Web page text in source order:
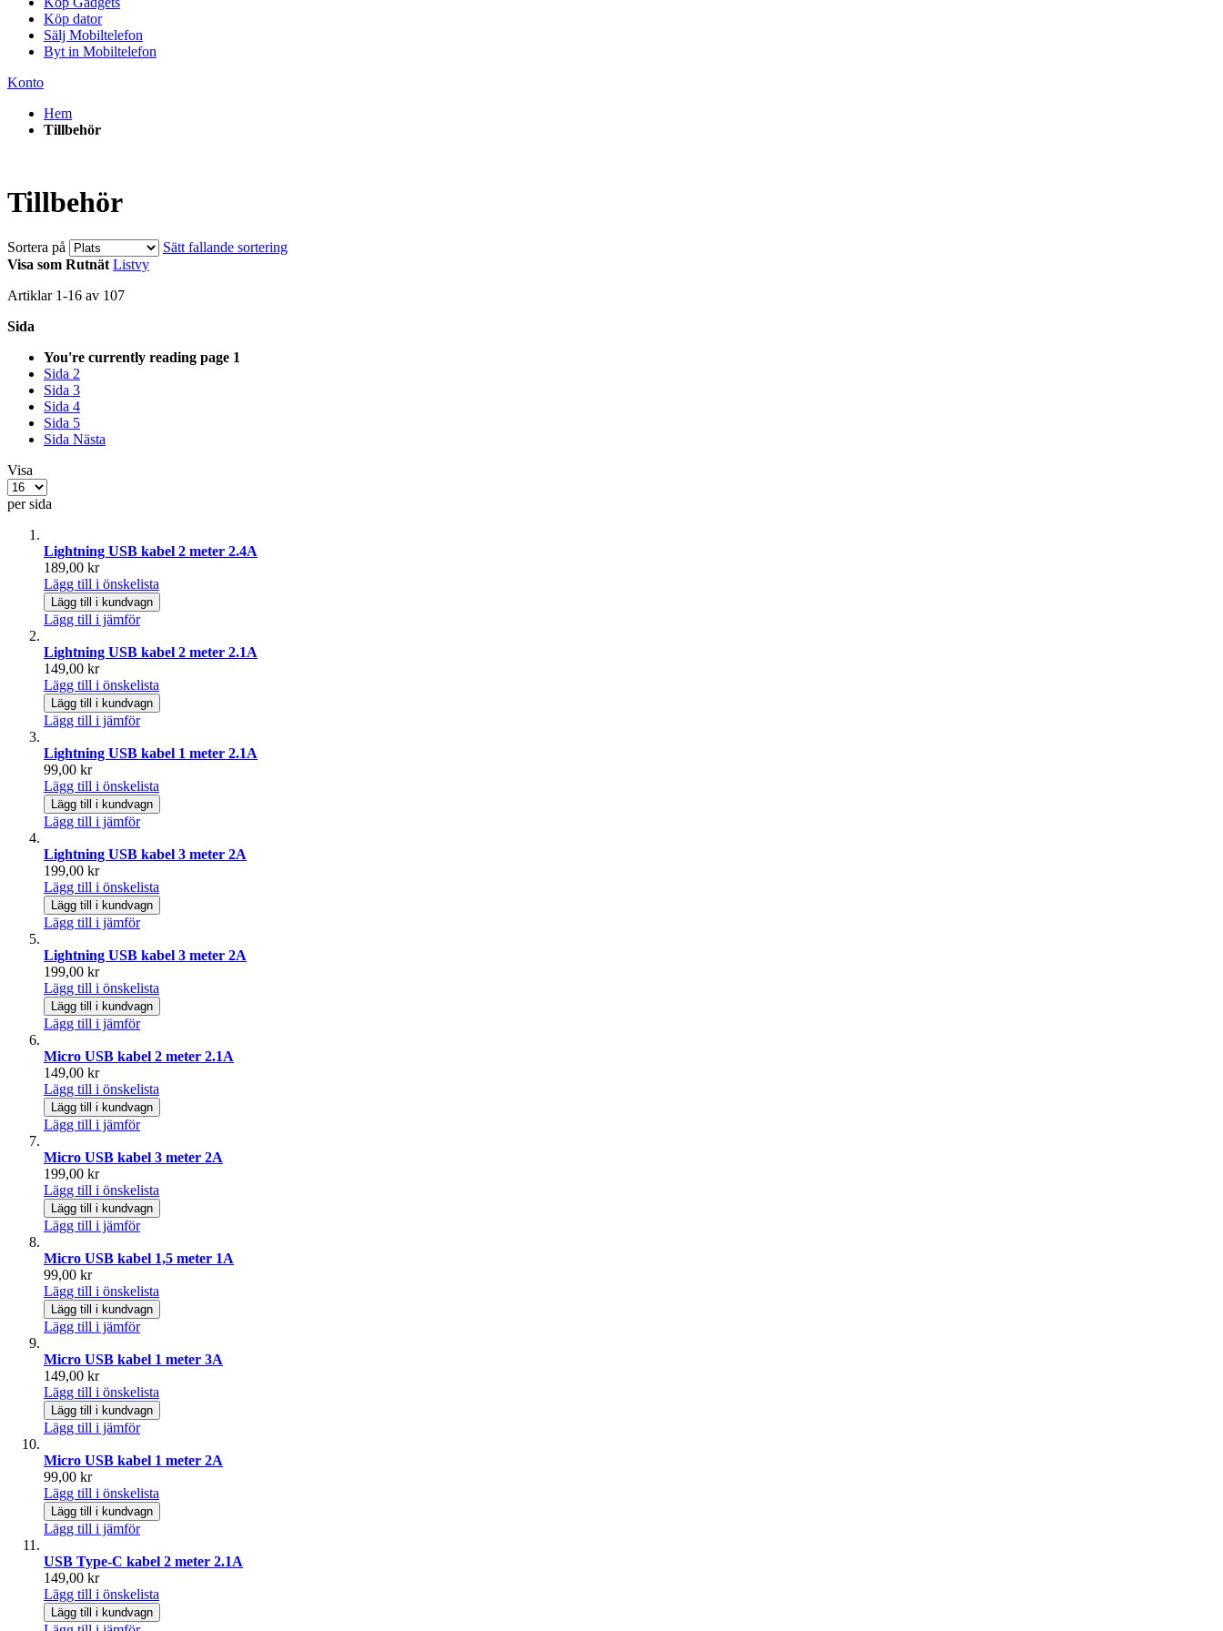
Köp dator
Sälj Mobiltelefon
Byt in Mobiltelefon
Konto
Hem
Tillbehör
Tillbehör
Sortera på
Sätt fallande sortering
Visa som Rutnät Listvy
Artiklar 1-16 av 107
Sida
You're currently reading page 1
Sida 2
Sida 3
Sida 4
Sida 5
Sida Nästa
Visa
per sida
Lightning USB kabel 2 meter 2.4A
189,00 kr
Lägg till i önskelista
Lägg till i kundvagn
Lägg till i jämför
Lightning USB kabel 2 meter 2.1A
149,00 kr
Lägg till i önskelista
Lägg till i kundvagn
Lägg till i jämför
Lightning USB kabel 1 meter 2.1A
99,00 kr
Lägg till i önskelista
Lägg till i kundvagn
Lägg till i jämför
Lightning USB kabel 3 meter 2A
199,00 kr
Lägg till i önskelista
Lägg till i kundvagn
Lägg till i jämför
Lightning USB kabel 3 meter 2A
199,00 kr
Lägg till i önskelista
Lägg till i kundvagn
Lägg till i jämför
Micro USB kabel 2 meter 2.1A
149,00 kr
Lägg till i önskelista
Lägg till i kundvagn
Lägg till i jämför
Micro USB kabel 3 meter 2A
199,00 kr
Lägg till i önskelista
Lägg till i kundvagn
Lägg till i jämför
Micro USB kabel 1,5 meter 1A
99,00 kr
Lägg till i önskelista
Lägg till i kundvagn
Lägg till i jämför
Micro USB kabel 1 meter 3A
149,00 kr
Lägg till i önskelista
Lägg till i kundvagn
Lägg till i jämför
Micro USB kabel 1 meter 2A
99,00 kr
Lägg till i önskelista
Lägg till i kundvagn
Lägg till i jämför
USB Type-C kabel 2 meter 2.1A
149,00 kr
Lägg till i önskelista
Lägg till i kundvagn